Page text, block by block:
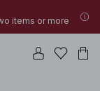
items or more